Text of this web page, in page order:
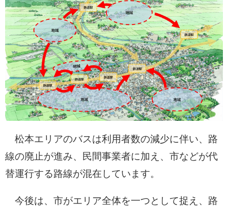
松本エリアのバスは利用者数の減少に伴い、路
線の廃止が進み、民間事業者に加え、市などが代
替運行する路線が混在しています。
今後は、市がエリア全体を一つとして捉え、路